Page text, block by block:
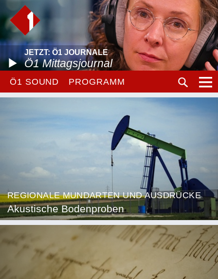
JETZT: Ö1 JOURNALE
Ö1 Mittagsjournal
Ö1 SOUND PROGRAMM
REGIONALE MUNDARTEN UND AUSDRÜCKE
Akustische Bodenproben